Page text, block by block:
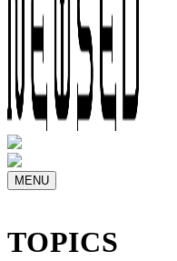
MENU
TOPICS